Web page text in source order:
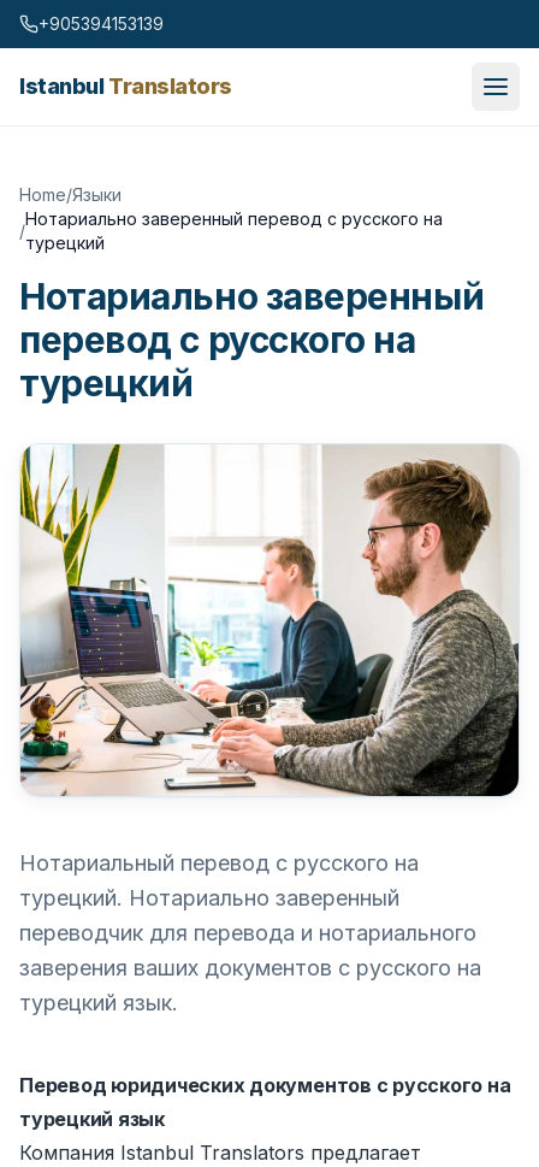
Skip to content
+905394153139
IstanbulTranslators
Home/Языки
/
Нотариально заверенный перевод с русского на
турецкий
Нотариально заверенный
перевод с русского на
турецкий
Нотариальный перевод с русского на
турецкий. Нотариально заверенный
переводчик для перевода и нотариального
заверения ваших документов с русского на
турецкий язык.
Перевод юридических документов с русского на
турецкий язык
Компания Istanbul Translators предлагает